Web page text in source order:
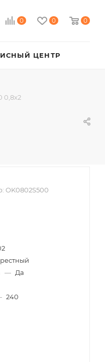
0 0 0
ЦЕНТР
0,8x2
OK0802S500
— Да
240